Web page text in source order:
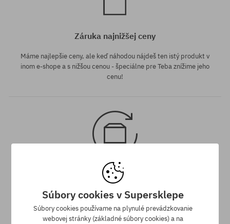
Záruka najnižšej ceny
Máme najlepšie ceny, ale keď náhodou nájdeš ten istý produkt v
inom e-shope a s nižšou cenou - špeciálne pre Teba znížime jeho
cenu!
30 dní na vrátenie tovaru
Na vrátenie produktu máš 30 dní od dňa obdržania zásielky.
Súbory cookies v Supersklepe
Súbory cookies používame na plynulé prevádzkovanie
webovej stránky (základné súbory cookies) a na